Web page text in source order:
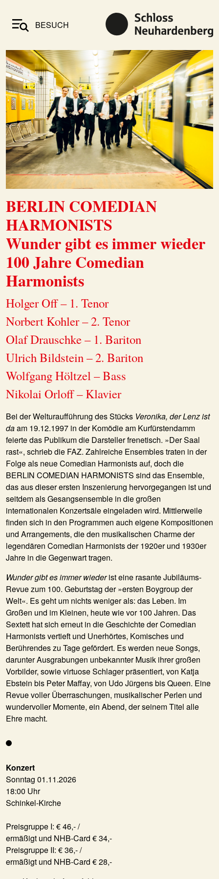
BESUCH
Konzert
Sonntag 01.11.2026
18:00 Uhr
Schinkel-Kirche
Preisgruppe I: € 46,- /
ermäßigt und NHB-Card € 34,-
Preisgruppe II: € 36,- /
ermäßigt und NHB-Card € 28,-
BERLIN COMEDIAN
HARMONISTS
Wunder gibt es immer wieder
100 Jahre Comedian
Harmonists
Holger Off – 1. Tenor
Norbert Kohler – 2. Tenor
Olaf Drauschke – 1. Bariton
Ulrich Bildstein – 2. Bariton
Wolfgang Höltzel – Bass
Nikolai Orloff – Klavier
Bei der Welturaufführung des Stücks Veronika, der Lenz ist
daam 19.12.1997 in der Komödie am Kurfürstendamm
feierte das Publikum die Darsteller frenetisch. »Der Saal
rast«, schrieb die FAZ. Zahlreiche Ensembles traten in der
Folge als neue Comedian Harmonists auf, doch die
BERLIN COMEDIAN HARMONISTS sind das Ensemble,
das aus dieser ersten Inszenierung hervorgegangen ist und
seitdem als Gesangsensemble in die großen
internationalen Konzertsäle eingeladen wird. Mittlerweile
finden sich in den Programmen auch eigene Kompositionen
und Arrangements, die den musikalischen Charme der
legendären Comedian Harmonists der 1920er und 1930er
Jahre in die Gegenwart tragen.
Wunder gibt es immer wiederist eine rasante Jubiläums-
Revue zum 100. Geburtstag der »ersten Boygroup der
Welt«. Es geht um nichts weniger als: das Leben. Im
Großen und im Kleinen, heute wie vor 100 Jahren. Das
Sextett hat sich erneut in die Geschichte der Comedian
Harmonists vertieft und Unerhörtes, Komisches und
Berührendes zu Tage gefördert. Es werden neue Songs,
darunter Ausgrabungen unbekannter Musik ihrer großen
Vorbilder, sowie virtuose Schlager präsentiert, von Katja
Ebstein bis Peter Maffay, von Udo Jürgens bis Queen. Eine
Revue voller Überraschungen, musikalischer Perlen und
wundervoller Momente, ein Abend, der seinem Titel alle
Ehre macht.